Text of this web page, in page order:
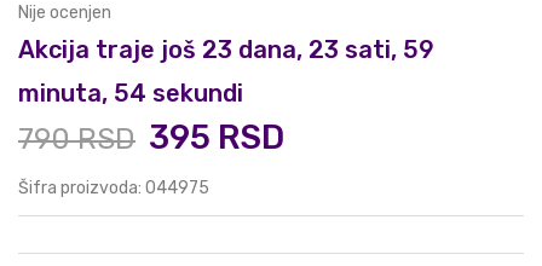
Nije ocenjen
Akcija traje još 23 dana, 23 sati, 59
minuta, 53 sekundi
790 RSD 395 RSD
Šifra proizvoda: 044975